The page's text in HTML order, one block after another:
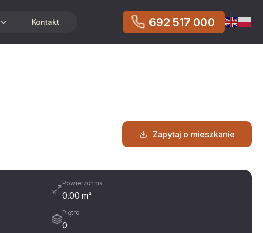
Kontakt 692 517 000
Zapytaj o mieszkanie
Powierzchnia
0.00 m²
Piętro
0